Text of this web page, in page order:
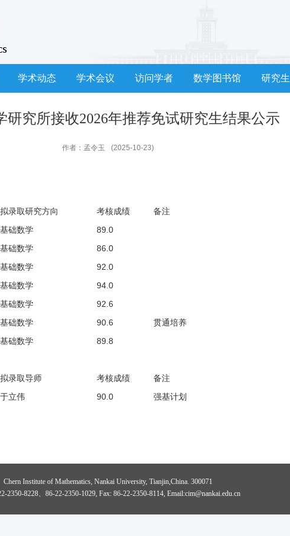
学术动态 学术会议 访问学者 数学图书馆 研究生
研究所接收2026年推荐免试研究生结果公示
作者：孟令玉 (2025-10-23)
拟录取研究方向 考核成绩
备注
基础数学
89.0
基础数学
86.0
基础数学
92.0
基础数学
94.0
基础数学
92.6
基础数学 90.6
贯通培养
基础数学 89.8
拟录取导师 考核成绩
备注
于立伟 90.0 强基计划
Chern Institute of Mathematics, Nankai University, Tianjin,China. 300071
2350-8228、86-22-2350-1029, Fax: 86-22-2350-8114, Email:cim@nankai.edu.cn